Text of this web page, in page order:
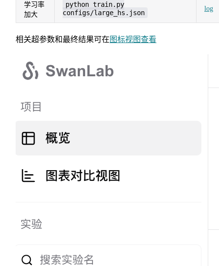
学习率
加大
python train.py
configs/large_hs.json
log
相关超参数和最终结果可在 图标视图查看